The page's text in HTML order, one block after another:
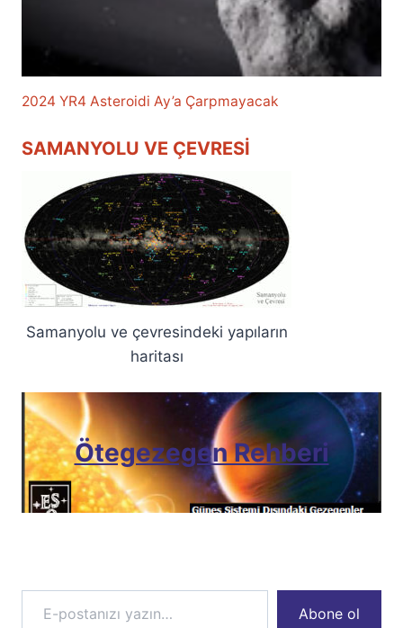
2024 YR4 Asteroidi Ay’a Çarpmayacak
SAMANYOLU VE ÇEVRESI
Samanyolu ve çevresindeki yapıların
haritası
Ötegezegen Rehberi
E-postanızı yazın…
Abone ol